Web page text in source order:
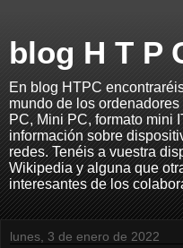
blog H T P
En blog HTPC
mundo de los
PC, Mini PC, formato mini
información sobre
redes. Tenéis a vuestra
Wikipedia y alguna que
interesantes de los
lunes, 3 de enero de 2022